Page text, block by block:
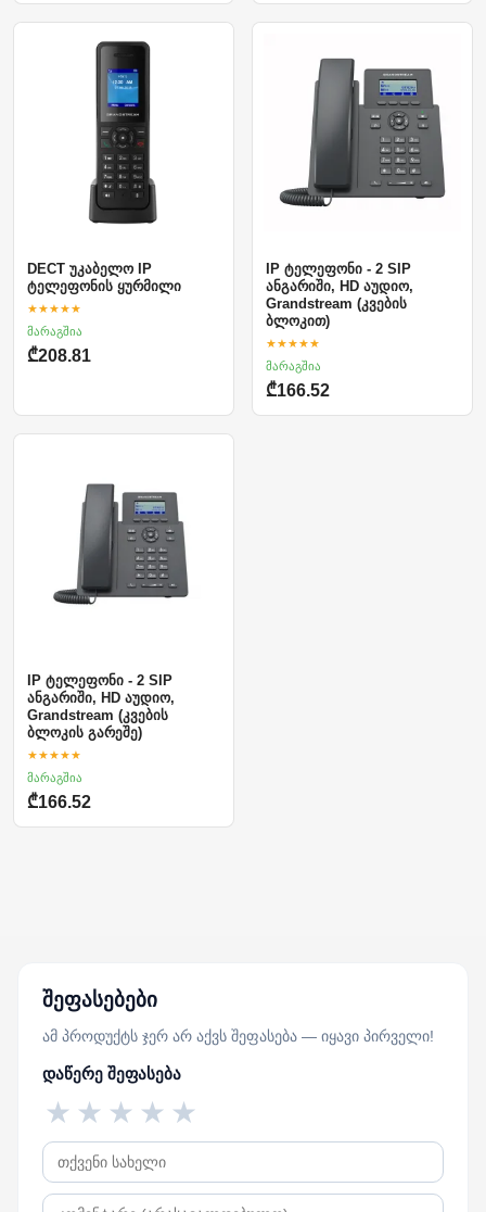
DECT უკაბელო IP
ტელეფონის ყურმილი
★★★★★
მარაგშია
₾208.81
IP ტელეფონი - 2 SIP
ანგარიში, HD აუდიო,
Grandstream (კვების
ბლოკით)
★★★★★
მარაგშია
₾166.52
IP ტელეფონი - 2 SIP
ანგარიში, HD აუდიო,
Grandstream (კვების
ბლოკის გარეშე)
★★★★★
მარაგშია
₾166.52
შეფასებები
ამ პროდუქტს ჯერ არ აქვს შეფასება — იყავი პირველი!
დაწერე შეფასება
★
★
★
★
★